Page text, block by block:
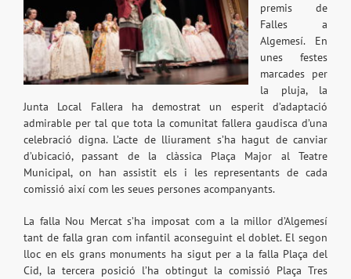
premis de
Falles a
Algemesí. En
unes festes
marcades per
la pluja, la
Junta Local Fallera ha demostrat un esperit d’adaptació
admirable per tal que tota la comunitat fallera gaudisca d’una
celebració digna. L’acte de lliurament s’ha hagut de canviar
d’ubicació, passant de la clàssica Plaça Major al Teatre
Municipal, on han assistit els i les representants de cada
comissió així com les seues persones acompanyants.
La falla Nou Mercat s’ha imposat com a la millor d’Algemesí
tant de falla gran com infantil aconseguint el doblet. El segon
lloc en els grans monuments ha sigut per a la falla Plaça del
Cid, la tercera posició l’ha obtingut la comissió Plaça Tres